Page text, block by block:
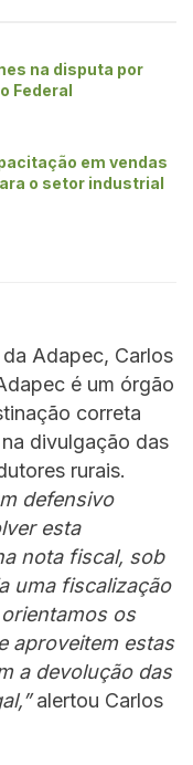
na disputa por
Federal
em vendas
o setor industrial
Adapec, Carlos
é um órgão
correta
divulgação das
rurais.
defensivo
esta
nota fiscal, sob
uma fiscalização
os
aproveitem estas
a devolução das
alertou Carlos